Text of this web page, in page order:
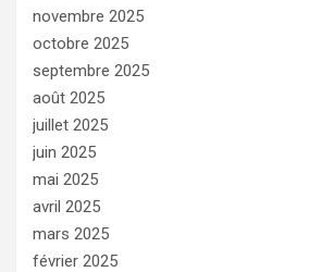
novembre 2025
octobre 2025
septembre 2025
août 2025
juillet 2025
juin 2025
mai 2025
avril 2025
mars 2025
février 2025